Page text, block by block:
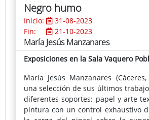
Negro humo
Inicio:
31-08-2023
Fin:
21-10-2023
María Jesús Manzanares
Exposiciones en la Sala Vaquero
María Jesús Manzanares
una selección de sus últimos
diferentes soportes: papel y arte
pintura con un control exhaustivo